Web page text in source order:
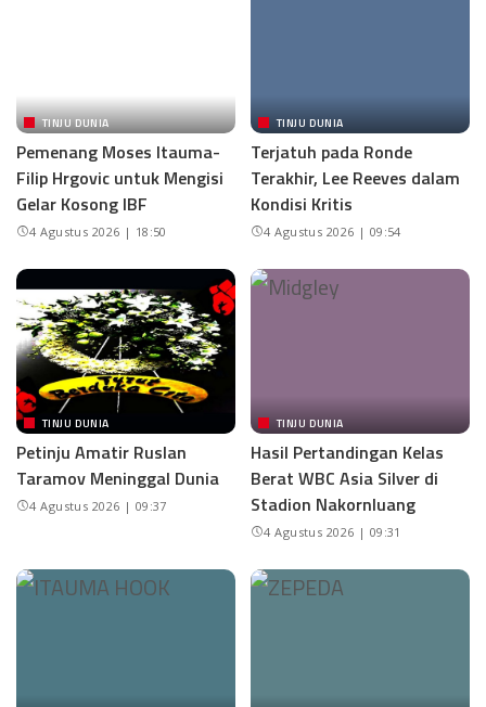
TINJU DUNIA
Pemenang Moses Itauma-
Filip Hrgovic untuk Mengisi
Gelar Kosong IBF
4 Agustus 2026 | 18:50
TINJU DUNIA
Terjatuh pada Ronde
Terakhir, Lee Reeves dalam
Kondisi Kritis
4 Agustus 2026 | 09:54
TINJU DUNIA
Petinju Amatir Ruslan
Taramov Meninggal Dunia
4 Agustus 2026 | 09:37
TINJU DUNIA
Hasil Pertandingan Kelas
Berat WBC Asia Silver di
Stadion Nakornluang
4 Agustus 2026 | 09:31